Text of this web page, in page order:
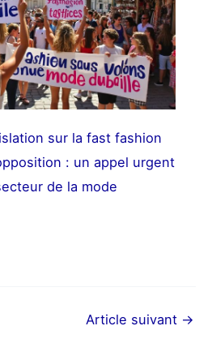
sur la fast fashion
: un appel urgent
de la mode
Article suivant →